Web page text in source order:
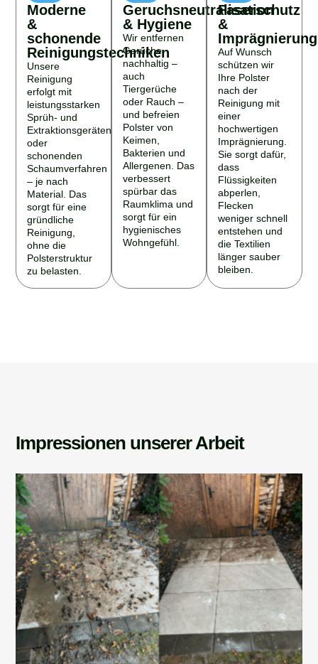
Moderne
&
schonende
Reinigungstechniken
Unsere
Reinigung
erfolgt mit
leistungsstarken
Sprüh- und
Extraktionsgeräten
oder
schonenden
Schaumverfahren
– je nach
Material. Das
sorgt für eine
gründliche
Reinigung,
ohne die
Polsterstruktur
zu belasten.
Geruchsneutralisation
& Hygiene
Wir entfernen
Gerüche
nachhaltig –
auch
Tiergerüche
oder Rauch –
und befreien
Polster von
Keimen,
Bakterien und
Allergenen. Das
verbessert
spürbar das
Raumklima und
sorgt für ein
hygienisches
Wohngefühl.
Faserschutz
&
Imprägnierung
Auf Wunsch
schützen wir
Ihre Polster
nach der
Reinigung mit
einer
hochwertigen
Imprägnierung.
Sie sorgt dafür,
dass
Flüssigkeiten
abperlen,
Flecken
weniger schnell
entstehen und
die Textilien
länger sauber
bleiben.
Impressionen unserer Arbeit